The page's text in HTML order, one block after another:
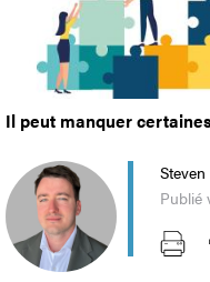
Il peut manquer
Publié